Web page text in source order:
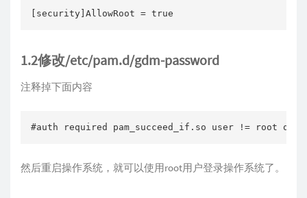
[security]AllowRoot = true
1.2修改/etc/pam.d/gdm-password
注释掉下面内容
#auth required pam_succeed_if.so user != root
然后重启操作系统，就可以使用root用户登录操作系统了。